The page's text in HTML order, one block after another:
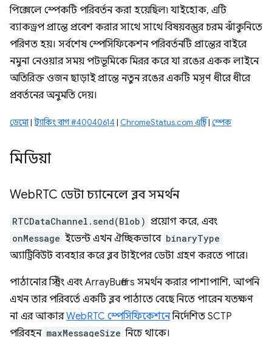
পিক্সেলে স্পেকটি পরিবর্তন করা হয়েছিল৷ যাইহোক, এটি
ব্যাকড্রপ প্রান্তে প্রবেশ করার সাথে সাথে বিষয়বস্তুর চরম ঝাঁকুনিতে
পরিণত হয়। সর্বশেষ স্পেসিফিকেশন পরিবর্তনটি প্রান্তের বাইরে
নমুনা নেওয়ার সময় পটভূমিকে মিরর করে যা রঙের একক লাইনে
অতিরিক্ত ওজন ছাড়াই প্রান্তে নতুন রঙের একটি মসৃণ ধীরে ধীরে
প্রবর্তনের অনুমতি দেয়।
ডেমো| ট্র্যাকিং বাগ #40040614 | ChromeStatus.com এন্ট্রি| স্পেক
মিডিয়া
WebRTC ডেটা চ্যানেলে ব্লব সমর্থন
RTCDataChannel.send(Blob) প্রয়োগ করে, এবং
onMessage ইভেন্ট এখন ঐচ্ছিকভাবে binaryType
অ্যাট্রিবিউট ব্যবহার করে ব্লব টাইপের ডেটা গ্রহণ করতে পারে।
পাঠানোর স্ট্রিং এবং ArrayBuffers সমর্থন করার পাশাপাশি, আপনি
এখন তার পরিবর্তে একটি ব্লব পাঠাতে বেছে নিতে পারেন যতক্ষণ
না এর আকারWebRTC স্পেসিফিকেশনেনির্দেশিত SCTP
পরিবহন maxMessageSize নিচে থাকে।